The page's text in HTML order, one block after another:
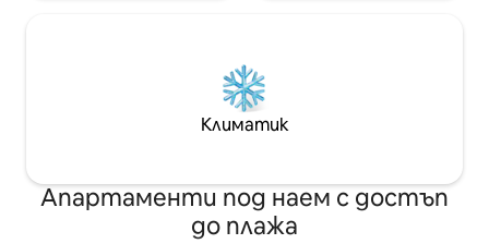
Климатик
Апартаменти под наем с достъп
до плажа